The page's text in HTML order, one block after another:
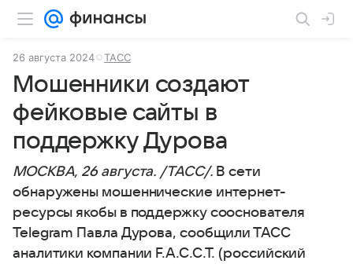
26 августа 2024 ТАСС
Мошенники создают
фейковые сайты в
поддержку Дурова
МОСКВА, 26 августа. /ТАСС/. В сети
обнаружены мошеннические интернет-
ресурсы якобы в поддержку сооснователя
Telegram Павла Дурова, сообщили ТАСС
аналитики компании F.A.C.C.T. (российский